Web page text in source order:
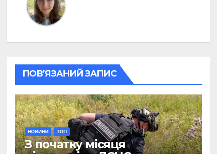
ПОВ’ЯЗАНИЙ ЗАПИС
НОВИНИ ТОП
З початку місяця